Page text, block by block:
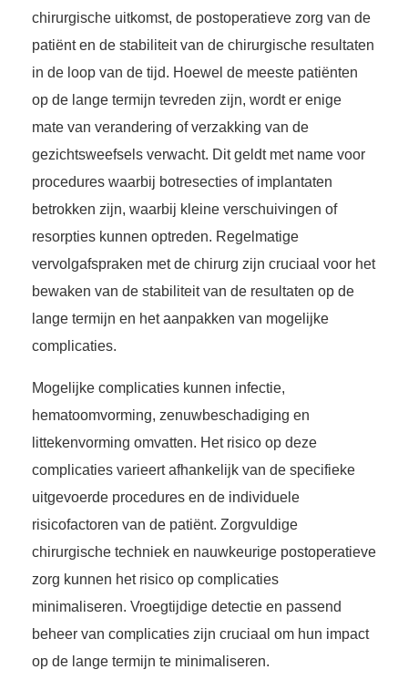
chirurgische uitkomst, de postoperatieve zorg van de
patiënt en de stabiliteit van de chirurgische resultaten
in de loop van de tijd. Hoewel de meeste patiënten
op de lange termijn tevreden zijn, wordt er enige
mate van verandering of verzakking van de
gezichtsweefsels verwacht. Dit geldt met name voor
procedures waarbij botresecties of implantaten
betrokken zijn, waarbij kleine verschuivingen of
resorpties kunnen optreden. Regelmatige
vervolgafspraken met de chirurg zijn cruciaal voor het
bewaken van de stabiliteit van de resultaten op de
lange termijn en het aanpakken van mogelijke
complicaties.
Mogelijke complicaties kunnen infectie,
hematoomvorming, zenuwbeschadiging en
littekenvorming omvatten. Het risico op deze
complicaties varieert afhankelijk van de specifieke
uitgevoerde procedures en de individuele
risicofactoren van de patiënt. Zorgvuldige
chirurgische techniek en nauwkeurige postoperatieve
zorg kunnen het risico op complicaties
minimaliseren. Vroegtijdige detectie en passend
beheer van complicaties zijn cruciaal om hun impact
op de lange termijn te minimaliseren.